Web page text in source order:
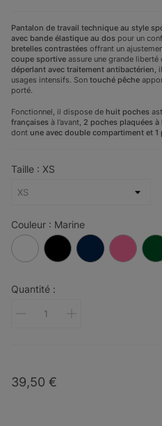
Pantalon de travail technique au style
avec bande élastique au dos pour un
bretelles contrastées offrant un
coupe sportive assure une grande liberté
déperlant avec traitement antibactérien
usages intensifs. Son touché pêche
porté.
Fonctionnel, il dispose de huit poches
françaises à l’avant, 2 poches plaquées à
dont une avec double compartiment et 1
Taille : XS
Couleur : Marine
Blanc
Noir Marine Rose
Quantité :
39,50 €